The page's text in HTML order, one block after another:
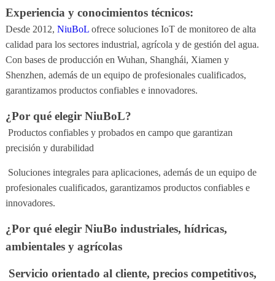
Experiencia y conocimientos técnicos:
Desde 2012, NiuBoLofrece soluciones IoT de monitoreo de alta
calidad para los sectores industrial, agrícola y de gestión del agua.
Con bases de producción en Wuhan, Shanghái, Xiamen y
Shenzhen, además de un equipo de profesionales cualificados,
garantizamos productos confiables e innovadores.
¿Por qué elegir NiuBoL?
Productos confiables y probados en campo que garantizan
precisión y durabilidad
Soluciones integrales para aplicaciones, además de un equipo de
profesionales cualificados, garantizamos productos confiables e
innovadores.
¿Por qué elegir NiuBo industriales, hídricas,
ambientales y agrícolas
Servicio orientado al cliente, precios competitivos,